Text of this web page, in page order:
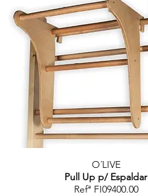
O´LIVE
Pull Up p/ Espaldar
Refª FI09400.00